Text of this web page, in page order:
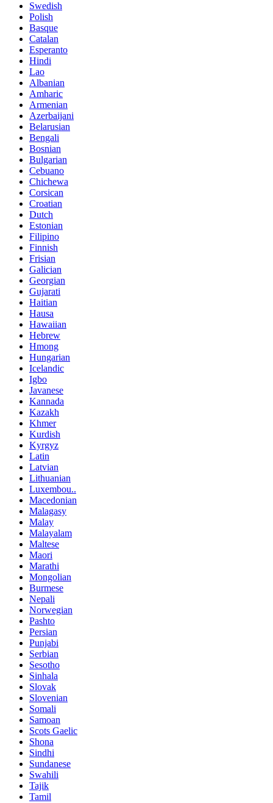
Swedish
Polish
Basque
Catalan
Esperanto
Hindi
Lao
Albanian
Amharic
Armenian
Azerbaijani
Belarusian
Bengali
Bosnian
Bulgarian
Cebuano
Chichewa
Corsican
Croatian
Dutch
Estonian
Filipino
Finnish
Frisian
Galician
Georgian
Gujarati
Haitian
Hausa
Hawaiian
Hebrew
Hmong
Hungarian
Icelandic
Igbo
Javanese
Kannada
Kazakh
Khmer
Kurdish
Kyrgyz
Latin
Latvian
Lithuanian
Luxembou..
Macedonian
Malagasy
Malay
Malayalam
Maltese
Maori
Marathi
Mongolian
Burmese
Nepali
Norwegian
Pashto
Persian
Punjabi
Serbian
Sesotho
Sinhala
Slovak
Slovenian
Somali
Samoan
Scots Gaelic
Shona
Sindhi
Sundanese
Swahili
Tajik
Tamil